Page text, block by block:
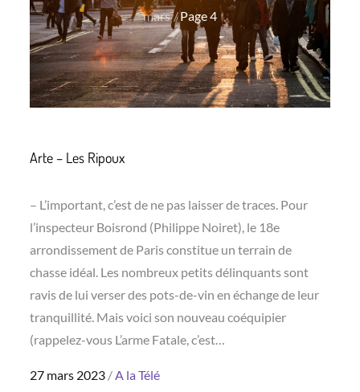
mars
Page 4
Arte – Les Ripoux
– L’important, c’est de ne pas laisser de traces. Pour
l’inspecteur Boisrond (Philippe Noiret), le 18e
arrondissement de Paris constitue un terrain de
chasse idéal. Les nombreux petits délinquants sont
ravis de lui verser des pots-de-vin en échange de leur
tranquillité. Mais voici son nouveau coéquipier
(rappelez-vous L’arme Fatale, c’est…
Posted
27 mars 2023 A la Télé